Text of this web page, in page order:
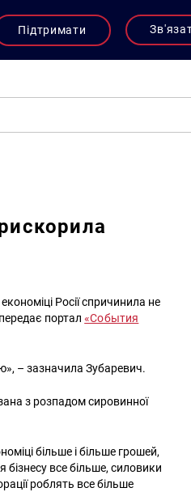
Підтримати
Росії спричинила не
портал«События
– зазначила Зубаревич.
з розпадом сировинної
більше і більше грошей,
бізнесу все більше, силовики
роблять все більше